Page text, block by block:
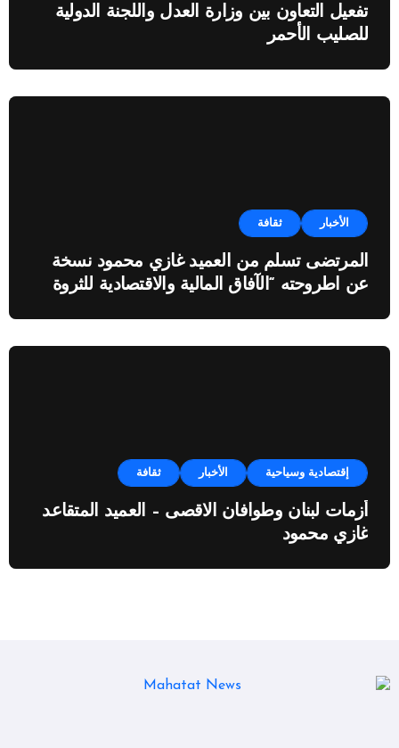
تفعيل التعاون بين وزارة العدل واللجنة الدولية
للصليب الأحمر
الأخبار ثقافة
المرتضى تسلم من العميد غازي محمود نسخة
عن اطروحته “الآفاق المالية والاقتصادية للثروة
إقتصادية وسياحية الأخبار ثقافة
أزمات لبنان وطوافان الاقصى – العميد المتقاعد
غازي محمود